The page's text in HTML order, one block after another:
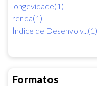
longevidade(1)
renda(1)
Índice de Desenvolv...(1)
Formatos